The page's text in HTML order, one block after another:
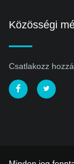
Közösségi
Csatlakozz